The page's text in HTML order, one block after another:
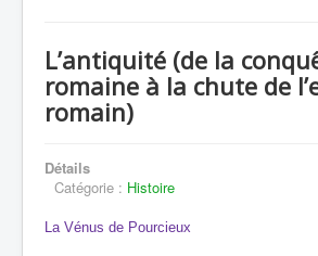
Découverte
Vie Municipale
Infos pratiques
Communication
L’antiquité (de la
romaine à la chute de
romain)
Détails
Catégorie : Histoire
La Vénus de Pourcieux